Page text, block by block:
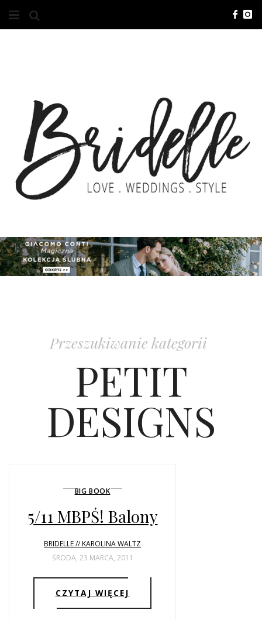
O NAS
KONTAKT
REKLAMA
ADVERTISING
ZGŁOSZENIA
POLECANE FIRMY
ŚLUBNE STYLE
Przeszukiwanie kategorii
PETIT
DESIGNS
BIG BOOK
5/11 MBPŚ! Balony
BRIDELLE // KAROLINA WALTZ
ŚRODA, 23 MARCA, 2011
CZYTAJ WIĘCEJ